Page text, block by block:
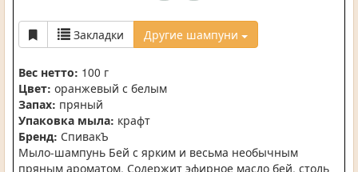
Закладки Другие шампуни
Вес нетто: 100 г
Цвет: оранжевый с белым
Запах: пряный
Упаковка мыла: крафт
Бренд: СпивакЪ
Мыло-шампунь Бей с ярким и весьма необычным
пряным ароматом. Содержит эфирное масло бей, столь